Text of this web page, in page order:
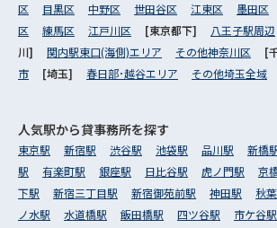
区
目黒区 中野区 世田谷区 江東区 墨田区
区
練馬区 江戸川区 [東京都下] 八王子駅周辺
川] 関内駅東口(海側)エリア その他神奈川区 [
市
[埼玉] 春日部･越谷エリア その他埼玉全域
人気駅から貸事務所を探す
東京駅 新宿駅 渋谷駅 池袋駅 品川駅 新橋
駅
有楽町駅 銀座駅 日比谷駅 虎ノ門駅 京
下駅
新宿三丁目駅 新宿御苑前駅 神田駅 秋
ノ水駅
水道橋駅 飯田橋駅 四ツ谷駅 市ケ谷駅